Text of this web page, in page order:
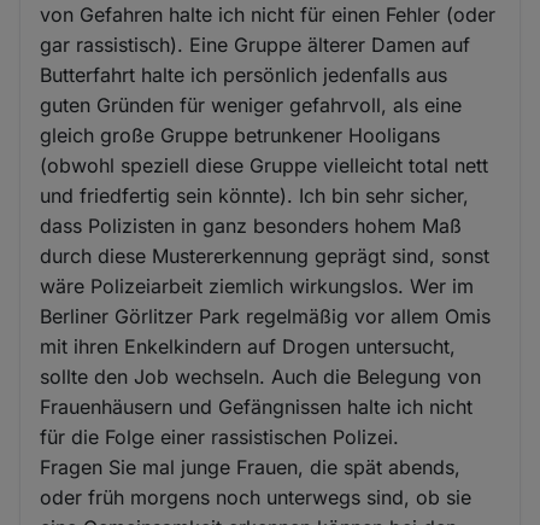
von Gefahren halte ich nicht für einen Fehler (oder
gar rassistisch). Eine Gruppe älterer Damen auf
Butterfahrt halte ich persönlich jedenfalls aus
guten Gründen für weniger gefahrvoll, als eine
gleich große Gruppe betrunkener Hooligans
(obwohl speziell diese Gruppe vielleicht total nett
und friedfertig sein könnte). Ich bin sehr sicher,
dass Polizisten in ganz besonders hohem Maß
durch diese Mustererkennung geprägt sind, sonst
wäre Polizeiarbeit ziemlich wirkungslos. Wer im
Berliner Görlitzer Park regelmäßig vor allem Omis
mit ihren Enkelkindern auf Drogen untersucht,
sollte den Job wechseln. Auch die Belegung von
Frauenhäusern und Gefängnissen halte ich nicht
für die Folge einer rassistischen Polizei.
Fragen Sie mal junge Frauen, die spät abends,
oder früh morgens noch unterwegs sind, ob sie